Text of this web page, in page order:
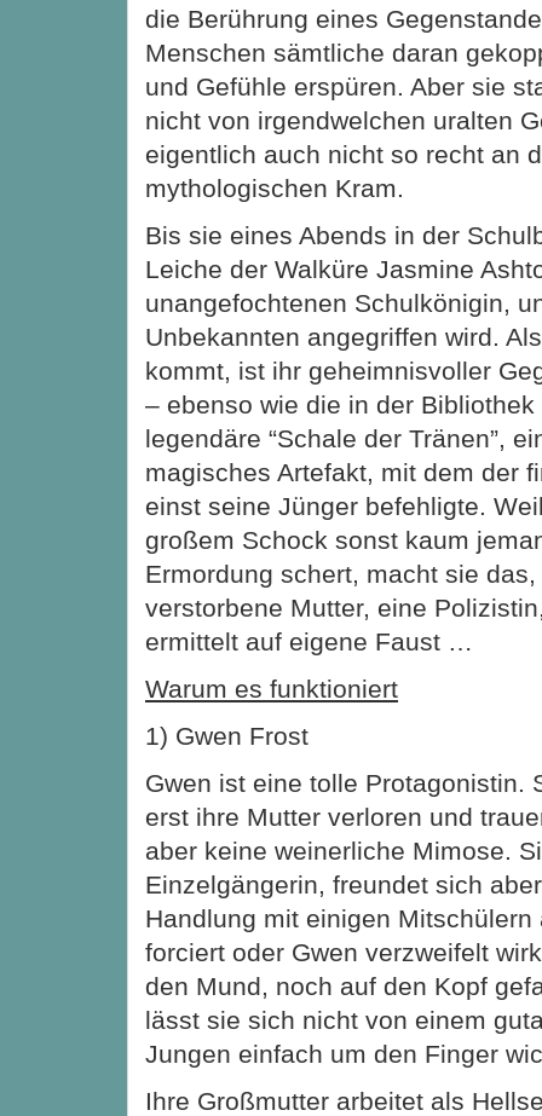
die Berührung eines
Menschen sämtliche daran
und Gefühle erspüren. Aber sie
nicht von irgendwelchen uralten
eigentlich auch nicht so recht an
mythologischen Kram.
Bis sie eines Abends in der
Leiche der Walküre Jasmine
unangefochtenen Schulkönigin,
Unbekannten angegriffen wird.
kommt, ist ihr geheimnisvoller
– ebenso wie die in der
legendäre “Schale der Tränen”,
magisches Artefakt, mit dem der
einst seine Jünger befehligte.
großem Schock sonst kaum
Ermordung schert, macht sie
verstorbene Mutter, eine
ermittelt auf eigene Faust …
Warum es funktioniert
1) Gwen Frost
Gwen ist eine tolle Protagonistin.
erst ihre Mutter verloren und
aber keine weinerliche Mimose.
Einzelgängerin, freundet sich
Handlung mit einigen
forciert oder Gwen verzweifelt
den Mund, noch auf den Kopf
lässt sie sich nicht von einem
Jungen einfach um den Finger
Ihre Großmutter arbeitet als